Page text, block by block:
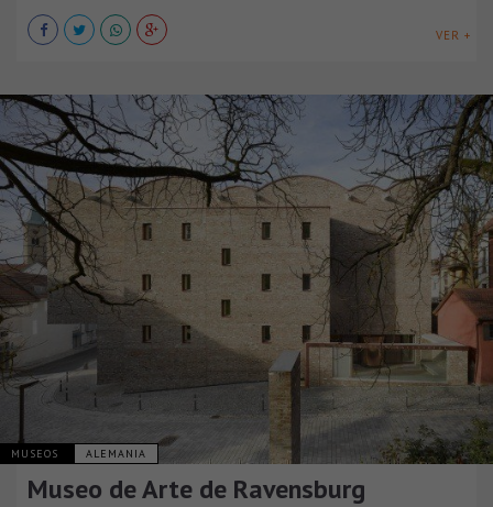
VER +
MUSEOS ALEMANIA
Museo de Arte de Ravensburg